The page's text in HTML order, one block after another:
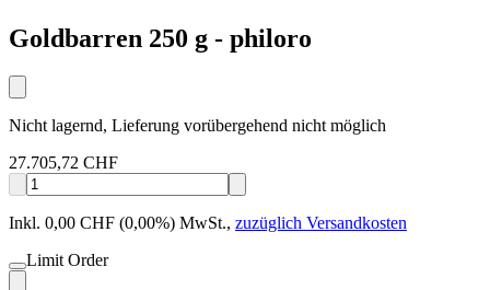
Goldbarren 250 g - philoro
Nicht lagernd, Lieferung vorübergehend nicht möglich
27.705,72 CHF
Inkl. 0,00 CHF (0,00%) MwSt., zuzüglich Versandkosten
Limit Order